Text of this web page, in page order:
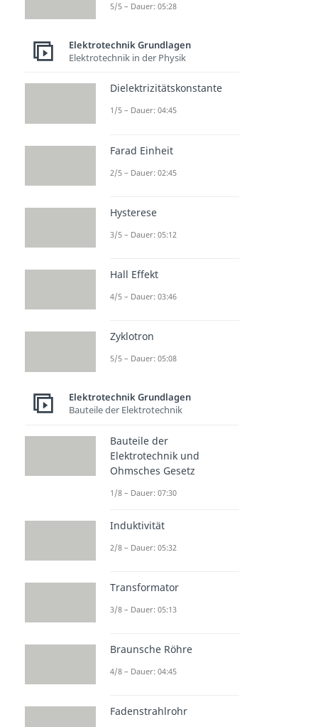
5/5 – Dauer: 05:28
Elektrotechnik Grundlagen
Elektrotechnik in der Physik
Dielektrizitätskonstante
1/5 – Dauer: 04:45
Farad Einheit
2/5 – Dauer: 02:45
Hysterese
3/5 – Dauer: 05:12
Hall Effekt
4/5 – Dauer: 03:46
Zyklotron
5/5 – Dauer: 05:08
Elektrotechnik Grundlagen
Bauteile der Elektrotechnik
Bauteile der
Elektrotechnik und
Ohmsches Gesetz
1/8 – Dauer: 07:30
Induktivität
2/8 – Dauer: 05:32
Transformator
3/8 – Dauer: 05:13
Braunsche Röhre
4/8 – Dauer: 04:45
Fadenstrahlrohr